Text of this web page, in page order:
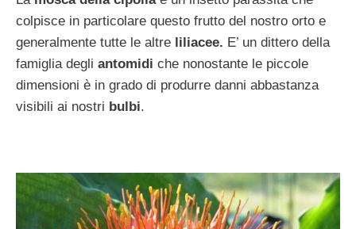
colpisce in particolare questo frutto del nostro orto e
generalmente tutte le altre liliacee. E’ un dittero della
famiglia degli antomidi che nonostante le piccole
dimensioni è in grado di produrre danni abbastanza
visibili ai nostri bulbi.